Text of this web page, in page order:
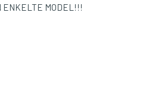
ENKELTE MODEL!!!